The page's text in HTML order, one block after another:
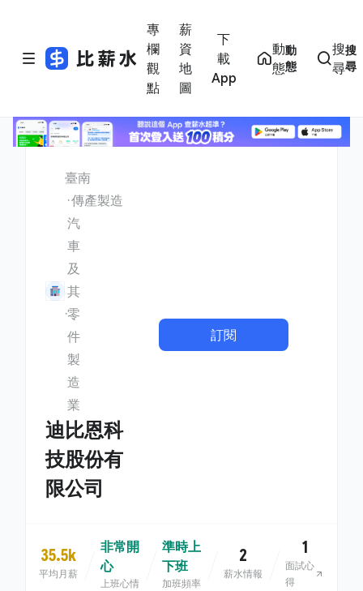
專
欄
觀
點
薪
資
地
圖
下
載
App
動
態
動
態
搜
尋
搜
尋
臺南
傳產製造
汽
車
及
其
零
件
製
造
業
迪比恩科
技股份有
限公司
訂閱
35.5k
平均月薪
非常開
心
上班心情
準時上
下班
加班頻率
2
薪水情報
1
面試心
得